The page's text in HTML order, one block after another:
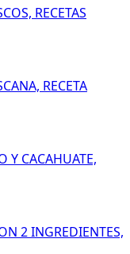
RECETAS
RECETA
Y CACAHUATE,
2 INGREDIENTES,